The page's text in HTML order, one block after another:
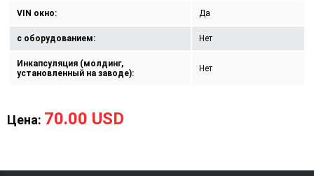
VIN окно: Да
с оборудованием: Нет
Инкапсуляция (молдинг,
установленный на заводе):
Нет
Цена: 70.00 USD